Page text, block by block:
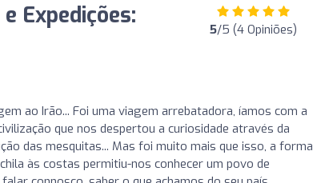
Expedições:
5/5 (4 Opiniões)
ao Irão... Foi uma viagem arrebatadora, íamos com a
que nos despertou a curiosidade através da
das mesquitas... Mas foi muito mais que isso, a forma
às costas permitiu-nos conhecer um povo de